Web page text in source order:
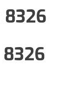
8326
8326